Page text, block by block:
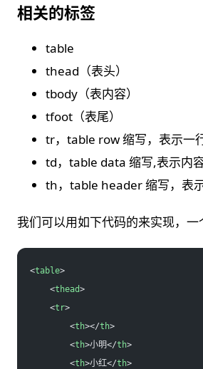
相关的标签
table
thead（表头）
tbody（表内容）
tfoot（表尾）
tr，table row 缩写，表示一行
td，table data 缩写,表示内
th，table header 缩写，表
我们可以用如下代码的来实现，
<table>
    <
thead>
    <
tr>
        <
th></th>
        <
th>小明</th>
        <
th>小红</th>